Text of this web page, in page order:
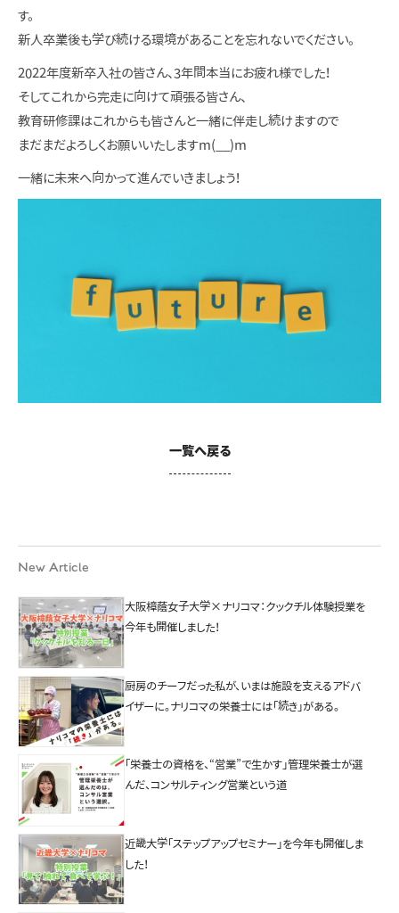
す。
新人卒業後も学び続ける環境があることを忘れないでください。
2022年度新卒入社の皆さん、3年間本当にお疲れ様でした！
そしてこれから完走に向けて頑張る皆さん、
教育研修課はこれからも皆さんと一緒に伴走し続けますので
まだまだよろしくお願いいたしますm(__)m
一緒に未来へ向かって進んでいきましょう！
一覧へ戻る
New Article
大阪樟蔭女子大学×ナリコマ：クックチル体験授業を
今年も開催しました！
厨房のチーフだった私が、いまは施設を支えるアドバ
イザーに。ナリコマの栄養士には「続き」がある。
「栄養士の資格を、“営業”で生かす」管理栄養士が選
んだ、コンサルティング営業という道
近畿大学「ステップアップセミナー」を今年も開催しま
した！